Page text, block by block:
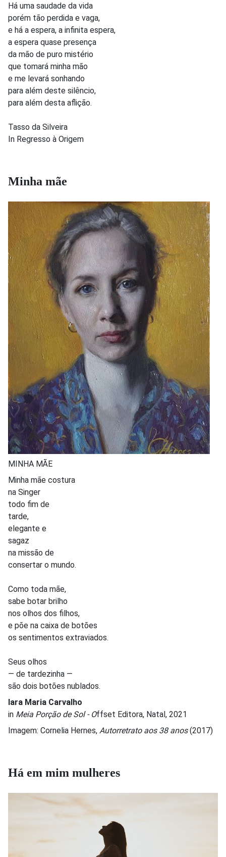
Há uma saudade da vida
porém tão perdida e vaga,
e há a espera, a infinita espera,
a espera quase presença
da mão de puro mistério
que tomará minha mão
e me levará sonhando
para além deste silêncio,
para além desta aflição.
Tasso da Silveira
In Regresso à Origem
Minha mãe
MINHA MÃE
Minha mãe costura
na Singer
todo fim de
tarde,
elegante e
sagaz
na missão de
consertar o mundo.
Como toda mãe,
sabe botar brilho
nos olhos dos filhos,
e põe na caixa de botões
os sentimentos extraviados.
Seus olhos
— de tardezinha —
são dois botões nublados.
Iara Maria Carvalho
in Meia Porção de Sol - Offset Editora, Natal, 2021
Imagem: Cornelia Hernes, Autorretrato aos 38 anos(2017)
Há em mim mulheres